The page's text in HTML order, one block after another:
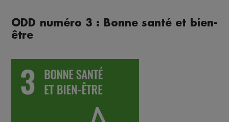
ODD numéro 3 : Bonne santé et bien-
être